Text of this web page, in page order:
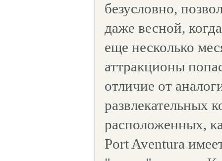
безусловно,
даже весной,
еще несколько
аттракционы
отличие от
развлекательных
расположенных,
Port Aventura